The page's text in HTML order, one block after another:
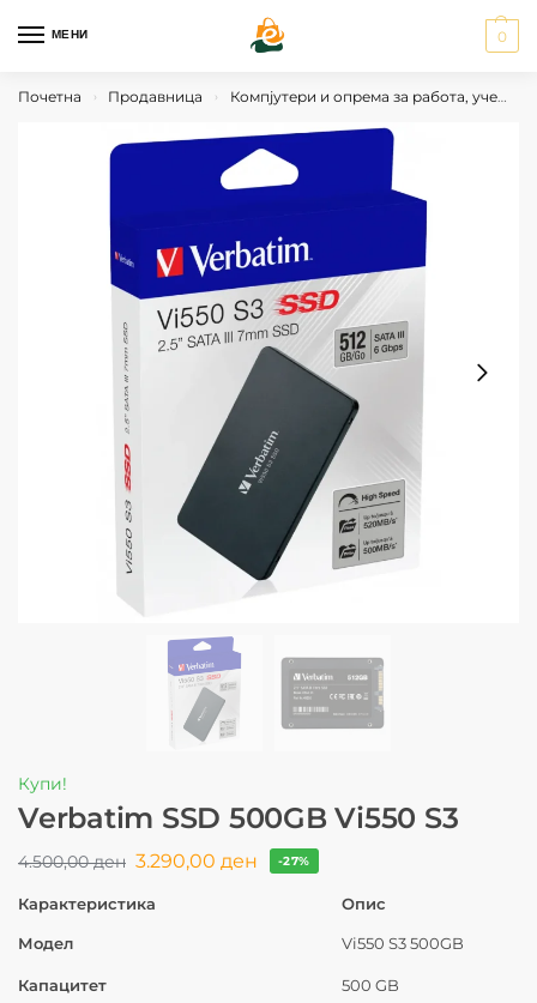
МЕНИ 0
Почетна › Продавница › Компјутери и опрема за работа, учење и гејминг
Купи!
Verbatim SSD 500GB Vi550 S3
4.500,00ден 3.290,00 ден -27%
Карактеристика Опис
Модел Vi550 S3 500GB
Капацитет 500 GB